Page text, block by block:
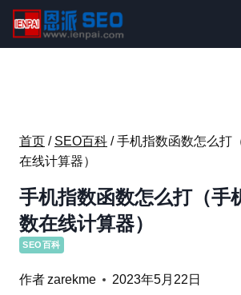
内
首页 / SEO百科 / 手机指数函数怎么打
在线计算器）
手机指数函数怎么打（手
数在线计算器）
SEO百科
作者zarekme 2023年5月22日